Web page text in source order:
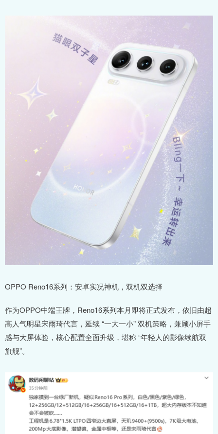
OPPO Reno16系列：安卓实况神机，双机双选择
作为OPPO中端王牌，Reno16系列本月即将正式发布，依旧由超
高人气明星宋雨琦代言，延续 “一大一小” 双机策略，兼顾小屏手
感与大屏体验，核心配置全面升级，堪称 “年轻人的影像续航双
旗舰”。